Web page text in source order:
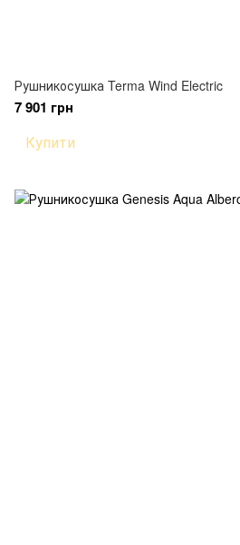
Рушникосушка Terma Wind Electric
7 901 грн
Купити